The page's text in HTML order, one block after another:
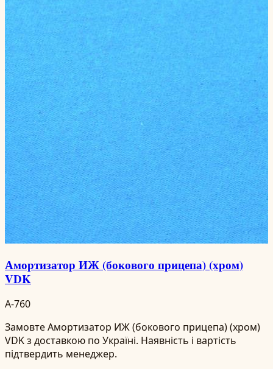
Амортизатор ИЖ (бокового прицепа) (хром)
VDK
A-760
Замовте Амортизатор ИЖ (бокового прицепа) (хром)
VDK з доставкою по Україні. Наявність і вартість
підтвердить менеджер.